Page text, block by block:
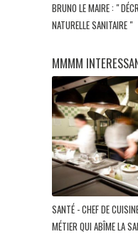
BRUNO LE MAIRE : "
NATURELLE SANITAIRE "
MMMM
SANTÉ - CHEF DE
MÉTIER QUI ABÎME LA